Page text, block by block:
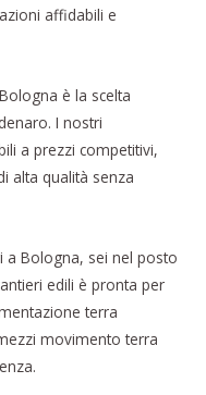
affidabili e
è la scelta
I nostri
a prezzi competitivi,
alta qualità senza
a Bologna, sei nel posto
edili è pronta per
terra
movimento terra